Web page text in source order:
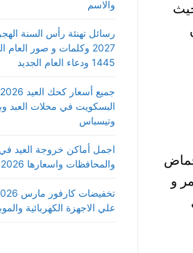
و
والاسم
2027 وكلمات و صور العام
1445 ودعاء العام الجديد
البسكويت في محلات العبد
وتيسباس
اجمل أماكن خروجة العيد في
والمحافظات واسعارها 2026 بالتفصيل
علي الاجهزة الكهربائية